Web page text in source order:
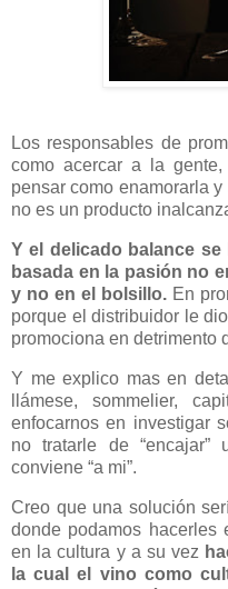
Los responsables de
como acercar a la
pensar como enamorarla
no es un producto
Y el delicado balance
basada en la pasión no
y no en el bolsillo. En
porque el distribuidor le
promociona en detrimento
Y me explico mas en
llámese, sommelier,
enfocarnos en investigar
no tratarle de
conviene “a mi”.
Creo que una solución
donde podamos hacerles
en la cultura y a su vez
la cual el vino como